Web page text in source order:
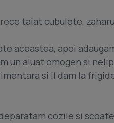
taiat cubulete,
aceastea, apoi
un aluat omogen si
si il dam la
cozile si